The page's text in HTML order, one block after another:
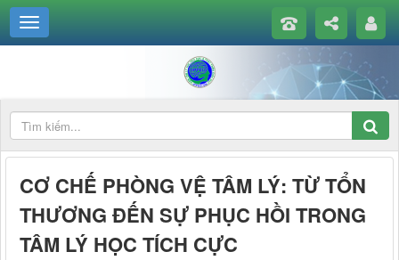
CƠ CHẾ PHÒNG VỆ TÂM LÝ: TỪ TỔN
THƯƠNG ĐẾN SỰ PHỤC HỒI TRONG
TÂM LÝ HỌC TÍCH CỰC